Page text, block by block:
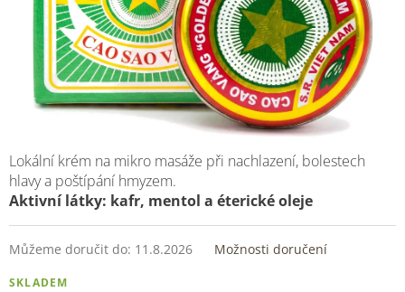
SKLADEM
Můžeme doručit do: 11.8.2026 Možnosti doručení
Lokální krém na mikro masáže při nachlazení, bolestech
hlavy a poštípání hmyzem.
Aktivní látky: kafr, mentol a éterické oleje